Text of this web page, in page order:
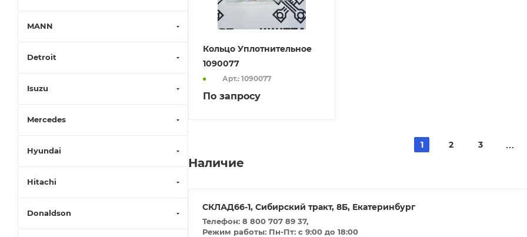
Кольцо Уплотнительное
1090077
Арт.: 1090077
По запросу
1 2 3
Наличие
СКЛАД66-1, Сибирский тракт, 8Б, Екатеринбург
Телефон: 8 800 707 89 37,
Режим работы: Пн-Пт: с 9:00 до 18:00
MANN
Detroit
Isuzu
Mercedes
Hyundai
Hitachi
Donaldson